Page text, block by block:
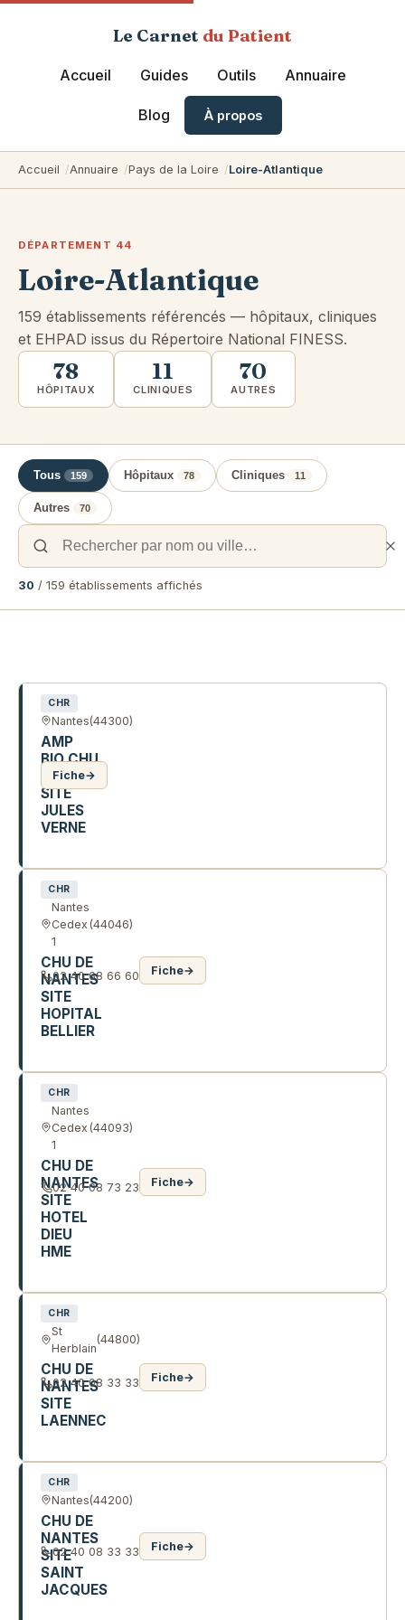
Le Carnet du Patient
Accueil Guides Outils Annuaire
Blog À propos
Accueil Annuaire Pays de la Loire Loire-Atlantique
DÉPARTEMENT 44
Loire-Atlantique
159 établissements référencés — hôpitaux, cliniques
et EHPAD issus du Répertoire National FINESS.
78
HÔPITAUX
11
CLINIQUES
70
AUTRES
Tous 159 Hôpitaux 78 Cliniques 11
Autres 70
30 / 159 établissements affichés
Liste des établissements de santé
CHR
Nantes(44300)
AMP
BIO CHU
NANTES
SITE
JULES
VERNE
Fiche→
CHR
Nantes
Cedex
1
(44046)
CHU DE
NANTES
SITE
HOPITAL
BELLIER
02 40 68 66 60 Fiche→
CHR
Nantes
Cedex
1
(44093)
CHU DE
NANTES
SITE
HOTEL
DIEU
HME
02 40 08 73 23 Fiche→
CHR
St
Herblain
(44800)
CHU DE
NANTES
SITE
LAENNEC
02 40 08 33 33 Fiche→
CHR
Nantes(44200)
CHU DE
NANTES
SITE
SAINT
JACQUES
02 40 08 33 33 Fiche→